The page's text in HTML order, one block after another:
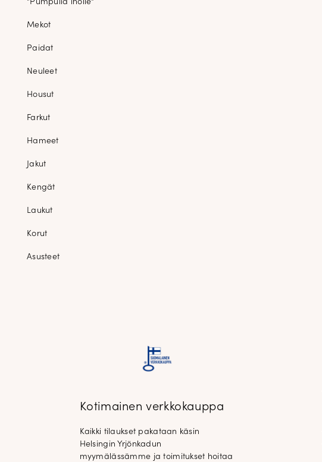
"Pumpulia iholle"
Mekot
Paidat
Neuleet
Housut
Farkut
Hameet
Jakut
Kengät
Laukut
Korut
Asusteet
Kotimainen verkkokauppa
Kaikki tilaukset pakataan käsin
Helsingin Yrjönkadun
myymälässämme ja toimitukset hoitaa